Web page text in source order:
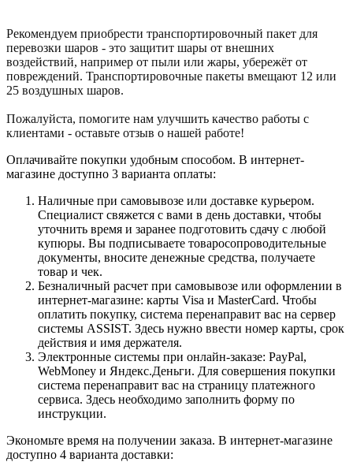
Рекомендуем приобрести транспортировочный пакет для
перевозки шаров - это защитит шары от внешних
воздействий, например от пыли или жары, убережёт от
повреждений. Транспортировочные пакеты вмещают 12 или
25 воздушных шаров.
Пожалуйста, помогите нам улучшить качество работы с
клиентами - оставьте отзыв о нашей работе!
Оплачивайте покупки удобным способом. В интернет-
магазине доступно 3 варианта оплаты:
Наличные при самовывозе или доставке курьером.
Специалист свяжется с вами в день доставки, чтобы
уточнить время и заранее подготовить сдачу с любой
купюры. Вы подписываете товаросопроводительные
документы, вносите денежные средства, получаете
товар и чек.
Безналичный расчет при самовывозе или оформлении в
интернет-магазине: карты Visa и MasterCard. Чтобы
оплатить покупку, система перенаправит вас на сервер
системы ASSIST. Здесь нужно ввести номер карты, срок
действия и имя держателя.
Электронные системы при онлайн-заказе: PayPal,
WebMoney и Яндекс.Деньги. Для совершения покупки
система перенаправит вас на страницу платежного
сервиса. Здесь необходимо заполнить форму по
инструкции.
Экономьте время на получении заказа. В интернет-магазине
доступно 4 варианта доставки: